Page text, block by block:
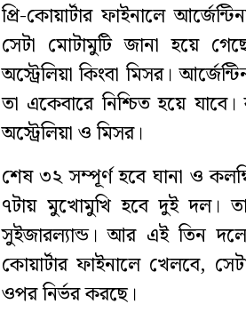
প্রি-কোয়ার্টার ফাইনালে
সেটা মোটামুটি জানা হয়ে
অস্ট্রেলিয়া কিংবা মিসর।
তা একেবারে নিশ্চিত হয়ে
অস্ট্রেলিয়া ও মিসর।
শেষ ৩২ সম্পূর্ণ হবে ঘানা ও
৭টায় মুখোমুখি হবে দুই দল।
সুইজারল্যান্ড। আর এই তিন
কোয়ার্টার ফাইনালে খেলবে,
ওপর নির্ভর করছে।